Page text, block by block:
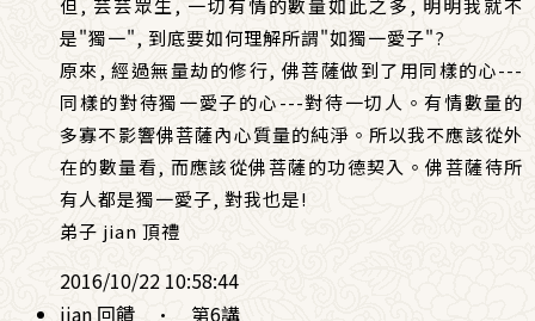
但, 芸芸眾生, 一切有情的數量如此之多, 明明我就不
是"獨一", 到底要如何理解所謂"如獨一愛子"?
原來, 經過無量劫的修行, 佛菩薩做到了用同樣的心---
同樣的對待獨一愛子的心---對待一切人。有情數量的
多寡不影響佛菩薩內心質量的純淨。所以我不應該從外
在的數量看, 而應該從佛菩薩的功德契入。佛菩薩待所
有人都是獨一愛子, 對我也是!
弟子 jian 頂禮
2016/10/22 10:58:44
jian 回饋
· 第6講